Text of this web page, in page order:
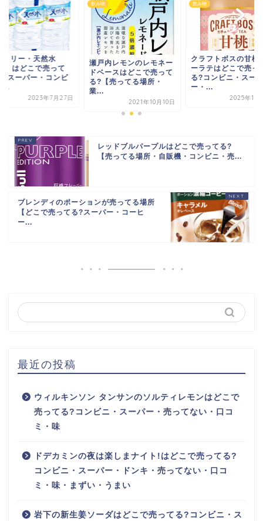
トリー・天然水
）はどこで売って
スーパー・コンビ
...
2023年7月27日
飲み物
瀬戸内レモンのレモネー
ドベースはどこで売って
る?【売ってる場所・
業...
2021年10月10日
飲み物
クラフトボスの甘桃
ーラテはどこで売っ
る?コンビニ・スー
ー・...
2025年10
レッドブルパープルはどこで売ってる?
【売ってる場所・自販機・コンビニ・売...
ブレンディのポーションが売ってる場所
【どこで売ってる?スーパー・コーヒ
ー...
最近の投稿
ウィルキンソン タンサンのソルティレモンはどこで
売ってる?コンビニ・スーパー・売ってない・口コ
ミ・味
ドデカミンの夜は楽しまナイト!はどこで売ってる?
コンビニ・スーパー・ドンキ・売ってない・口コ
ミ・味・まずい・うまい
岩下の新生姜ソーダはどこで売ってる?コンビニ・ス